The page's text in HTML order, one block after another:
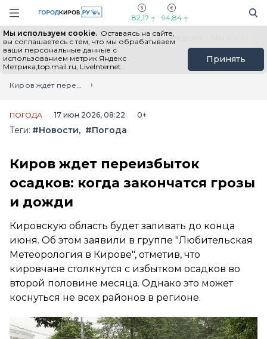
Навигация сайта
82,17 94,84
Мы используем cookie. Оставаясь на сайте,
вы соглашаетесь с тем, что мы обрабатываем
ваши персональные данные с
использованием метрик Яндекс
Метрика,top.mail.ru, LiveInternet.
Принять
Выборы - 2026 Все новости Мы в Telegram
Главная
Лента новостей
Киров ждет переизбыток осадков: когда закончатся грозы и дожди
ПОГОДА 17 июн 2026, 08:22 0+
Теги: #Новости #Погода
Киров ждет переизбыток
осадков: когда закончатся грозы
и дожди
Кировскую область будет заливать до конца
июня. Об этом заявили в группе "Любительская
Метеорология в Кирове", отметив, что
кировчане столкнутся с избытком осадков во
второй половине месяца. Однако это может
коснуться не всех районов в регионе.